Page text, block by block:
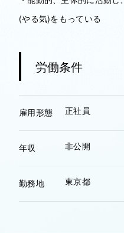
(やる気)をもっている
労働条件
雇用形態 正社員
年収 非公開
勤務地 東京都